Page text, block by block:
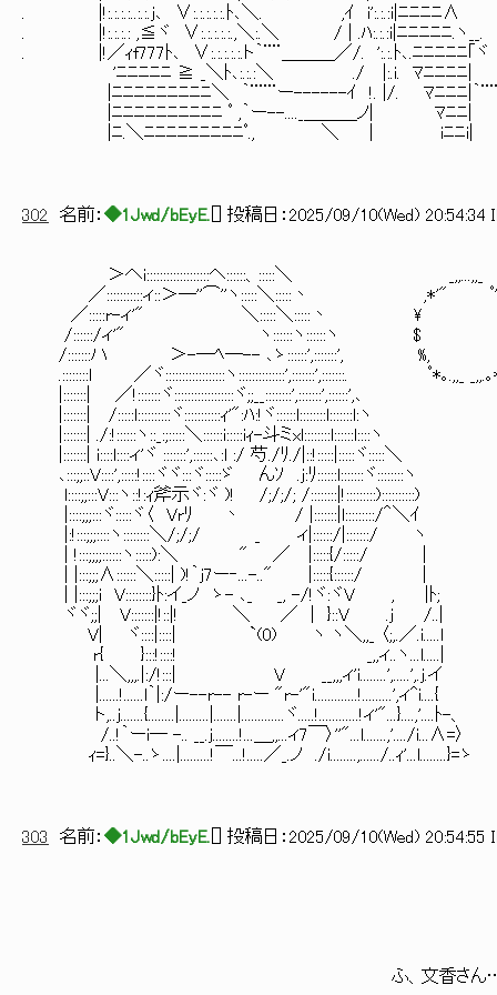
. |!:.:.:.:..:.:.j､ ∨:.:.:.:.:.ﾄ､＼. ,ｲ i':.:.:i|ﾆﾆﾆﾆ
. |!:.:.:.: ,≦ヾ ∨:.:.:.:.:.,＼:.＼ / | .ﾊ:.:.:i|ﾆﾆﾆﾆﾆ.
. |!／ｨf777ﾄ､ ∨:.:.:.:.:.ト｀¨¨＿＿＿／/. ':.:.ﾄ､.ﾆﾆﾆﾆ
'ﾆﾆﾆﾆﾆ ≧ _＼ﾄ､:.:.:＼ ./ |:.i. ﾏﾆﾆ
|ﾆﾆﾆﾆﾆﾆﾆﾆﾆ＼ ｀¨¨¨ー------ｲ !. |/. ﾏﾆﾆﾆ|｀
|ﾆﾆﾆﾆﾆﾆﾆﾆﾆﾆ ﾟ ,｀ー--...._＿＿＿ノ| ﾏﾆﾆ|
|ﾆ.＼ﾆﾆﾆﾆﾆﾆﾆﾆﾆﾟ., ＼ | iﾆﾆi|
302 名前： ◆1Jwd/bEyE. ] 投稿日： 2025/09/10(Wed) 20:54:34
＞へi:::::::::::::::::::ヘ::::::、:::::＼ _,,...,,_
／:::::::::::ィ::＞―''⌒''ヽ:::::＼:::::丶 ,*'" ﾟ
／:::::r-ィ'" ＼:::::＼:::::丶 \
/::::::/ィ'" ヽ::::::ヽ::::::ヽ $
/:::::::ハ ＞-―ﾍ―-- ､ゝ::::::',:::::::', %,
.::::::::l ／ヾ::::::::::::::::::ヽ::::::::::::::',:::::::',:::::::. ﾟ*｡.,,_ _,,.
|:::::::| ／!:::::::ヾ::::::::::::::::::ヾ;;__::::::::',:::::::',::::::',､
|:::::::| /:::::l::::::::::ヾ:::::::::::ｨ'":ﾊ:!ヾ
|:::::::| ./:!::::::ヽ::_:;:::::＼::::::i:::::iｨ-斗ミxl::::::::l::::::l::::ヽ
|:::::::| i::::l::::ィ'ヾ :::::::',::::::､:l :/ 芍./ﾘ./|::!:::::|:::::ヾ
､:::;;::V::::',:::::!::::ヾヾ:::ヾ:::::ゞ んｿ .j:ﾘ::::::l:::::::ヾ::::::::ヽ
l::::;;:::V:::ヽ::!:ｨ斧示ヾ:ヾ )! /;/;/; /::::::::|!:::::::::)::::::::::)
|::::;;;:::ヾ:::::ヾ〈 Vrﾘ 丶 /
|:!:::;;;::::ヽ::::::::＼/;/;/ _ ィ|::::::/
| !:::;;;;::::::ヽ:::::):＼ " ／
| |:::;;;∧::::::＼:::::| )!｀j7ー‐...-
| |:::;;;i V::::::::}ﾄ:イ_ノ ゝ- ､_ _, -/!ヾ:
ヾヾ;;| V:::::::|!::|! ＼ ／ | }::V .j /..|
V| ヾ::::|::::| `(0) ヽ ヽ＼,,_ 〈
r{ }:::!::::! _,,ィ..ヽ
|...＼,,,.|:/!:::| V __,,,ィ
|......!......l｀|:/ー--r-- r-ー "r-'"i.............!.........',ィ
ト,..j.......{........|.........|.......|.............ヾ.....!............!ィ'"...}....,'....ﾄ-、
/..!｀ーi― -.. __.j........!...＿,,...ィ7￣〉''"...l.......,'..../i...∧=〉
ｨ=}..＼-..ゝ....|.........!￣...!.....／_.ノ ./i........,....../..ｨ'...l........}=ゝ
303 名前： ◆1Jwd/bEyE. ] 投稿日： 2025/09/10(Wed) 20:54:55
, -
／
/ ー-
/ノ
ふ、文香さん……